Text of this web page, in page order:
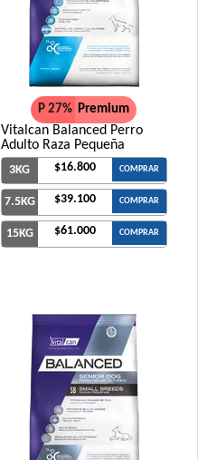
P 27% Premium
Vitalcan Balanced Perro
Adulto Raza Pequeña
3KG $16.800 COMPRAR
7.5KG $39.100 COMPRAR
15KG $61.000 COMPRAR